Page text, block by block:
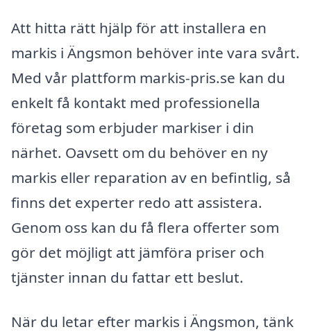
Att hitta rätt hjälp för att installera en
markis i Ängsmon behöver inte vara svårt.
Med vår plattform markis-pris.se kan du
enkelt få kontakt med professionella
företag som erbjuder markiser i din
närhet. Oavsett om du behöver en ny
markis eller reparation av en befintlig, så
finns det experter redo att assistera.
Genom oss kan du få flera offerter som
gör det möjligt att jämföra priser och
tjänster innan du fattar ett beslut.
När du letar efter markis i Ängsmon, tänk